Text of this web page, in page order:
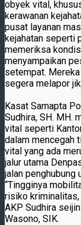
obyek vital,
kerawanan
pusat layanan
kejahatan seperti
memeriksa
menyampaikan
setempat.
segera melapor
Kasat Samapta
Sudhira, SH. MH.
vital seperti
dalam mencegah
vital yang ada
jalur utama
jalan penghubung
“Tingginya
risiko kriminalitas,
AKP Sudhira
Wasono, SIK.